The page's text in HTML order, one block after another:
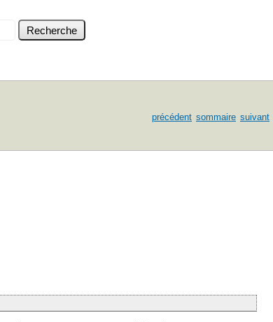
précédent sommaire suivant